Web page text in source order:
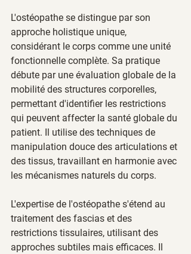
L'ostéopathe se distingue par son
approche holistique unique,
considérant le corps comme une unité
fonctionnelle complète. Sa pratique
débute par une évaluation globale de la
mobilité des structures corporelles,
permettant d'identifier les restrictions
qui peuvent affecter la santé globale du
patient. Il utilise des techniques de
manipulation douce des articulations et
des tissus, travaillant en harmonie avec
les mécanismes naturels du corps.
L'expertise de l'ostéopathe s'étend au
traitement des fascias et des
restrictions tissulaires, utilisant des
approches subtiles mais efficaces. Il